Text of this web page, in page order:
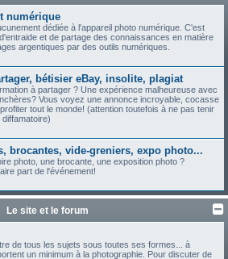
numérique
dédiée à l'appareil photo numérique. C'est
et de partage des connaissances en matière
argentiques par des outils numériques.
bétisier eBay, insolite, plagiat
à partager ? Une expérience malheureuse avec
Vous voyez une annonce incroyable, cocasse
tout le monde! (attention toutefois à ne pas tenir
brocantes, vide-greniers, expo photo...
photo, une brocante, une exposition photo ?
part de l'événement!
Le site et le forum
de tous les sujets sous toutes ses formes... à
un minimum à la photographie. Pour discuter de